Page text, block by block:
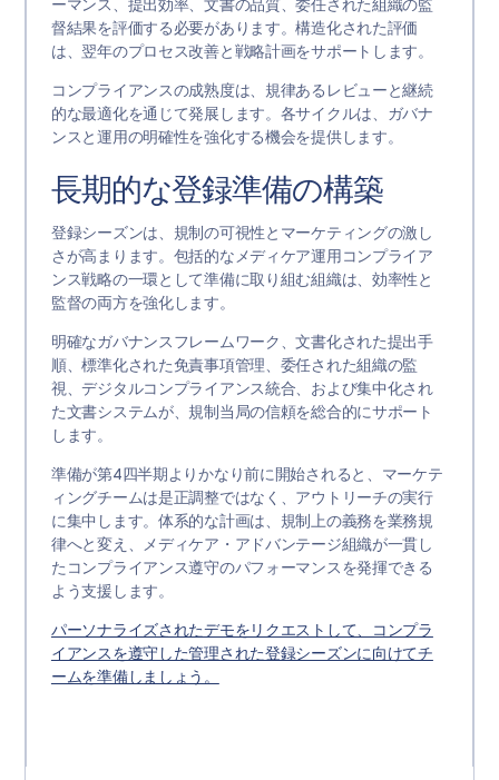
ーマンス、提出効率、文書の品質、委任された組織の監
督結果を評価する必要があります。構造化された評価
は、翌年のプロセス改善と戦略計画をサポートします。
コンプライアンスの成熟度は、規律あるレビューと継続
的な最適化を通じて発展します。各サイクルは、ガバナ
ンスと運用の明確性を強化する機会を提供します。
長期的な登録準備の構築
登録シーズンは、規制の可視性とマーケティングの激し
さが高まります。包括的なメディケア運用コンプライア
ンス戦略の一環として準備に取り組む組織は、効率性と
監督の両方を強化します。
明確なガバナンスフレームワーク、文書化された提出手
順、標準化された免責事項管理、委任された組織の監
視、デジタルコンプライアンス統合、および集中化され
た文書システムが、規制当局の信頼を総合的にサポート
します。
準備が第4四半期よりかなり前に開始されると、マーケテ
ィングチームは是正調整ではなく、アウトリーチの実行
に集中します。体系的な計画は、規制上の義務を業務規
律へと変え、メディケア・アドバンテージ組織が一貫し
たコンプライアンス遵守のパフォーマンスを発揮できる
よう支援します。
パーソナライズされたデモをリクエストして、コンプラ
イアンスを遵守した管理された登録シーズンに向けてチ
ームを準備しましょう。